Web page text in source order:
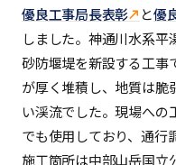
優良工事局長表彰
と優
しました。神通川水系
砂防堰堤を新設する工事
が厚く堆積し、地質は脆
い渓流でした。現場への
でも使用しており、通行
施工箇所は中部山岳国立